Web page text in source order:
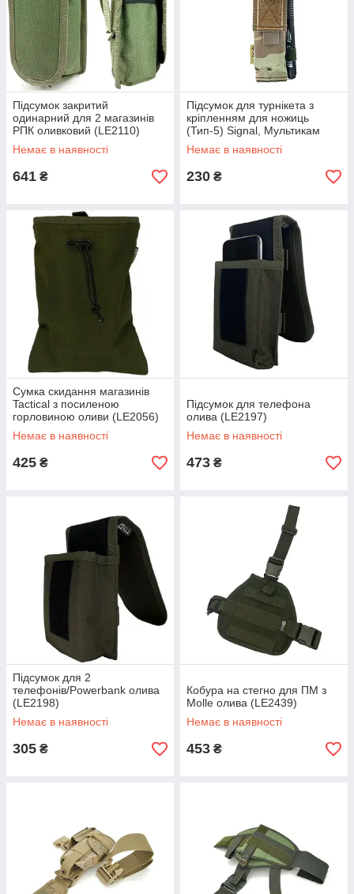
Підсумок закритий
одинарний для 2 магазинів
РПК оливковий (LE2110)
Немає в наявності
641 ₴
Підсумок для турнікета з
кріпленням для ножиць
(Тип-5) Signal, Мультикам
(Cordura)
Немає в наявності
230 ₴
Сумка скидання магазинів
Tactical з посиленою
горловиною оливи (LE2056)
Немає в наявності
425 ₴
Підсумок для телефона
олива (LE2197)
Немає в наявності
473 ₴
Підсумок для 2
телефонів/Powerbank олива
(LE2198)
Немає в наявності
305 ₴
Кобура на стегно для ПМ з
Molle олива (LE2439)
Немає в наявності
453 ₴